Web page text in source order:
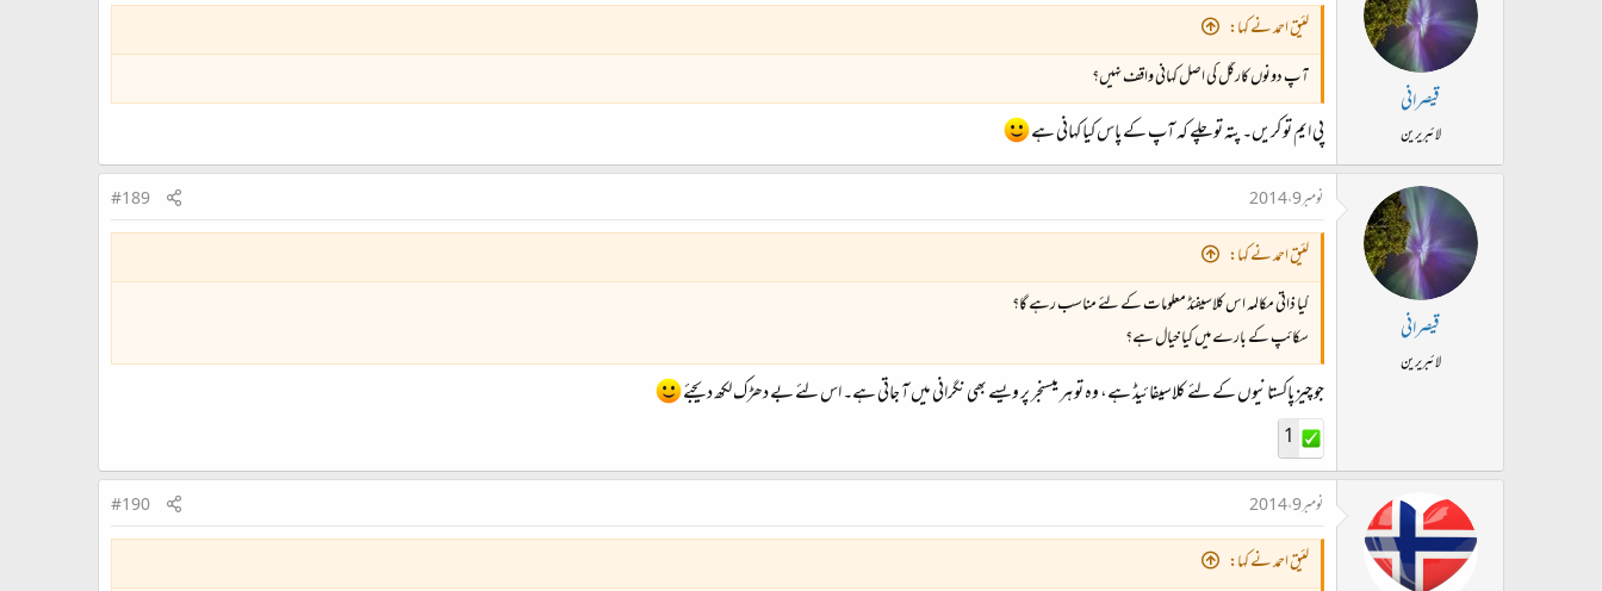
قیصرانی
لائبریرین
لئیق احمد نے کہا:
آپ دونوں کارگل کی اصل کہانی واقف نہیں؟
پی ایم تو کریں۔ پتہ تو چلے کہ آپ کے پاس کیا کہانی ہے
قیصرانی
لائبریرین
نومبر 9، 2014 #189
لئیق احمد نے کہا:
کیا ذاتی مکالمہ اس کلاسیفئڈ معلومات کے لئے مناسب رہے گا؟
سکائپ کے بارے میں کیا خیال ہے؟
جو چیز پاکستانیوں کے لئے کلاسیفائیڈ ہے، وہ تو ہر میسنجر پر ویسے بھی نگرانی میں آ جاتی ہے۔ اس لئے بے دھڑک لکھ دیجئے
1
نومبر 9، 2014 #190
لئیق احمد نے کہا: